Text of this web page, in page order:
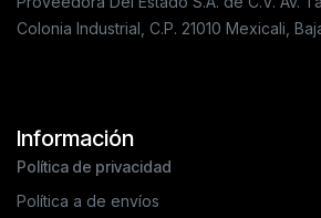
Colonia Industrial, C.P. 21010 Mexicali,
Información
Política de privacidad
Política a de envíos